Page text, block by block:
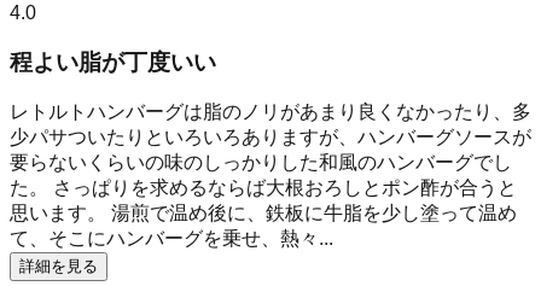
4.0
程よい脂が丁度いい
レトルトハンバーグは脂のノリがあまり良くなかったり、多
少パサついたりといろいろありますが、ハンバーグソースが
要らないくらいの味のしっかりした和風のハンバーグでし
た。 さっぱりを求めるならば大根おろしとポン酢が合うと
思います。 湯煎で温め後に、鉄板に牛脂を少し塗って温め
て、そこにハンバーグを乗せ、熱々...
詳細を見る